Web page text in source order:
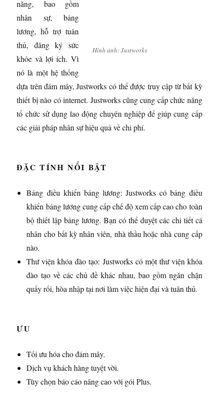
Hình ảnh: Justworks
năng, bao gồm
nhân sự, bảng
lương, hỗ trợ tuân
thủ, đăng ký sức
khỏe và lợi ích. Vì
nó là một hệ thống
dựa trên đám mây, Justworks có thể được truy cập từ bất kỳ
thiết bị nào có internet. Justworks cũng cung cấp chức năng
tổ chức sử dụng lao động chuyên nghiệp để giúp cung cấp
các giải pháp nhân sự hiệu quả về chi phí.
ĐẶC TÍNH NỔI BẬT
Bảng điều khiển bảng lương: Justworks có bảng điều
khiển bảng lương cung cấp chế độ xem cấp cao cho toàn
bộ thiết lập bảng lương. Bạn có thể duyệt các chi tiết cá
nhân cho bất kỳ nhân viên, nhà thầu hoặc nhà cung cấp
nào.
Thư viện khóa đào tạo: Justworks có một thư viện khóa
đào tạo về các chủ đề khác nhau, bao gồm ngăn chặn
quấy rối, hòa nhập tại nơi làm việc hiện đại và tuân thủ.
ƯU
Tối ưu hóa cho đám mây.
Dịch vụ khách hàng tuyệt vời.
Tùy chọn báo cáo nâng cao với gói Plus.